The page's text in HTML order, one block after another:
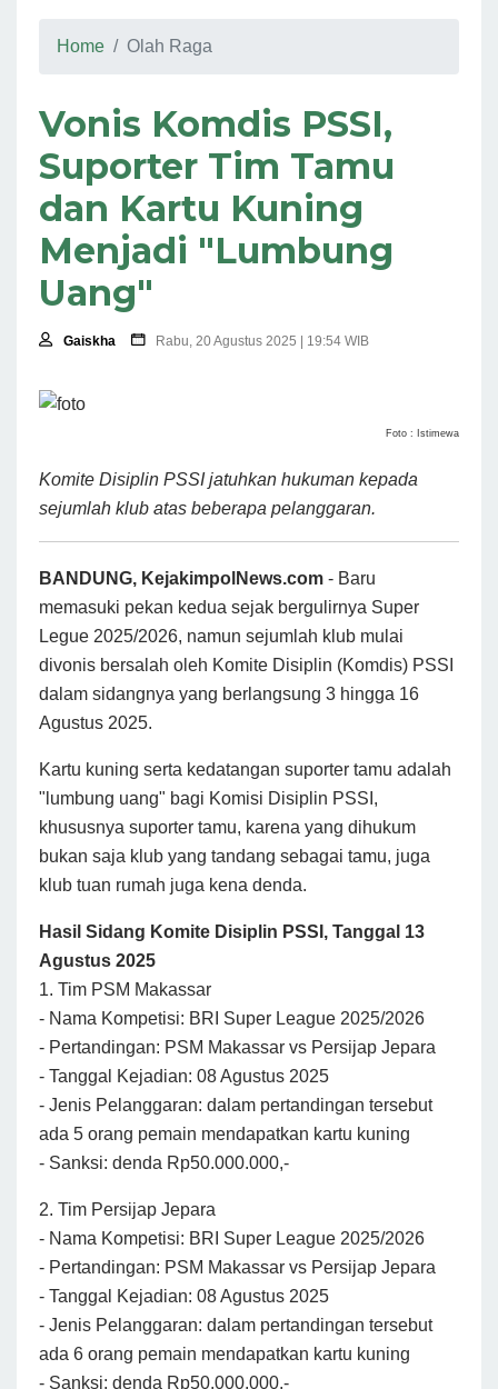
Home Olah Raga
Vonis Komdis PSSI,
Suporter Tim Tamu
dan Kartu Kuning
Menjadi "Lumbung
Uang"
Gaiskha Rabu, 20 Agustus 2025 | 19:54 WIB
Foto : Istimewa
Komite Disiplin PSSI jatuhkan hukuman kepada
sejumlah klub atas beberapa pelanggaran.
BANDUNG, KejakimpolNews.com - Baru
memasuki pekan kedua sejak bergulirnya Super
Legue 2025/2026, namun sejumlah klub mulai
divonis bersalah oleh Komite Disiplin (Komdis) PSSI
dalam sidangnya yang berlangsung 3 hingga 16
Agustus 2025.
Kartu kuning serta kedatangan suporter tamu adalah
"lumbung uang" bagi Komisi Disiplin PSSI,
khususnya suporter tamu, karena yang dihukum
bukan saja klub yang tandang sebagai tamu, juga
klub tuan rumah juga kena denda.
Hasil Sidang Komite Disiplin PSSI, Tanggal 13
Agustus 2025
1. Tim PSM Makassar
- Nama Kompetisi: BRI Super League 2025/2026
- Pertandingan: PSM Makassar vs Persijap Jepara
- Tanggal Kejadian: 08 Agustus 2025
- Jenis Pelanggaran: dalam pertandingan tersebut
ada 5 orang pemain mendapatkan kartu kuning
- Sanksi: denda Rp50.000.000,-
2. Tim Persijap Jepara
- Nama Kompetisi: BRI Super League 2025/2026
- Pertandingan: PSM Makassar vs Persijap Jepara
- Tanggal Kejadian: 08 Agustus 2025
- Jenis Pelanggaran: dalam pertandingan tersebut
ada 6 orang pemain mendapatkan kartu kuning
- Sanksi: denda Rp50.000.000,-